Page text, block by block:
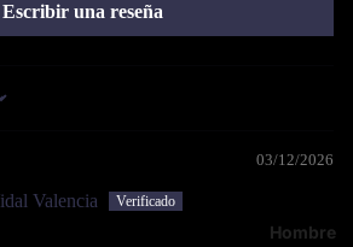
Hombre
Escribir una reseña
03/12/2026
Valencia